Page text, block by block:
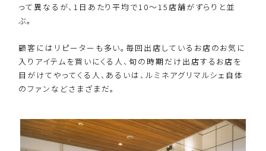
って異なるが、1日あたり平均で10～15店舗がずらりと並
ぶ。
顧客にはリピーターも多い。毎回出店しているお店のお気に
入りアイテムを買いにくる人、旬の時期だけ出店するお店を
目がけてやってくる人、あるいは、ルミネアグリマルシェ自体
のファンなどさまざまだ。